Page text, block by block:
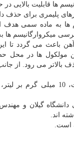
ها قابلیت بالایی
پلیمری برای
ها به ماده سمی هدف
میكروارگانیسم ها
باعث می گردد تا
مولكول ها در محل
بالاتر می رود. از
گیلان و مهندس
اند.